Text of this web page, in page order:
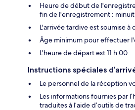
Heure de début de
fin de l'enregistrement :
L'arrivée tardive est soumise à
Âge minimum pour effectuer
L'heure de départ est 11 h 00
Instructions spéciales
Le personnel de la réception
Les informations fournies par
traduites à l’aide d’outils de